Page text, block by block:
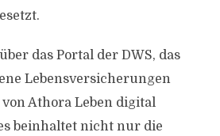
das Portal der DWS, das
Lebensversicherungen
Athora Leben digital
beinhaltet nicht nur die